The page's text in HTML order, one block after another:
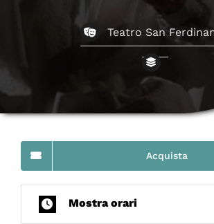
Teatro San
Acquista
Mostra orari